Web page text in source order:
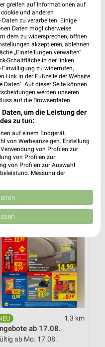
Entfernung für
Wittenberg
alles rund um die
Den schnellsten Weg
die Routen-Funktion
aktuellen Schnäppchen von
in die aktuellen Prospekte
für Dich dabei.
1,3 km
ab 17.08.
ab Mo. 17.08.
greifen auf Informationen auf
und anderen
zu verarbeiten. Einige
Daten möglicherweise
dem zu widersprechen, öffnen
akzeptieren, ablehnen
„Einstellungen verwalten“
Schaltfläche in der linken
Einwilligung zu widerrufen,
Link in der Fußzeile der Website
Auf dieser Seite können
werden unseren
auf die Browserdaten.
um die Leistung der
zu tun:
auf einem Endgerät.
von Werbeanzeigen. Erstellung
von Profilen zur
von Profilen zur
von Profilen zur Auswahl
Messung der
Quellen. Entwicklung und
Daten zur Auswahl
Union weitergegeben und in die
Auswahl von